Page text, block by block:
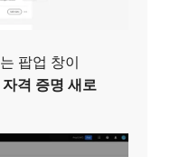
팝업 창이
자격 증명 새로